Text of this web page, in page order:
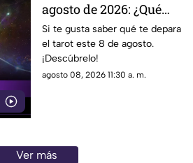
agosto de 2026: ¿Qué
revelan las cartas del
tarot?
Si te gusta saber qué te depara
el tarot este 8 de agosto.
¡Descúbrelo!
agosto 08, 2026 11:30 a. m.
Ver más